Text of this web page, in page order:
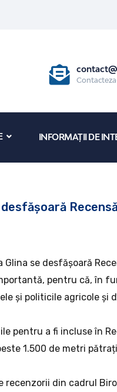
INFORMAȚII DE
se desfășoară
pentru că, în
și politicile agricole și
pentru a fi incluse în
1.500 de metri
din cadrul